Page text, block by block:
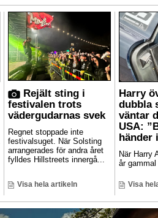
Rejält sting i
festivalen trots
vädergudarnas svek
Regnet stoppade inte
festivalsuget. När Solsting
arrangerades för andra året
fylldes Hillstreets innergå...
Visa hela artikeln
Harry
dubbla
väntar
USA:
händer
När Harry
år
Visa